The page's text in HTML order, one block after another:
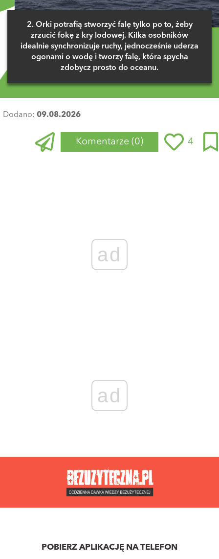
2. Orki potrafią stworzyć falę tylko po to, żeby
zrzucić fokę z kry lodowej. Kilka osobników
idealnie synchronizuje ruchy, jednocześnie uderza
ogonami o wodę i tworzy falę, która spycha
zdobycz prosto do oceanu.
Dodano: 09.08.2026
Komentarze (0) 4
ad
ad
POBIERZ APLIKACJĘ NA TELEFON